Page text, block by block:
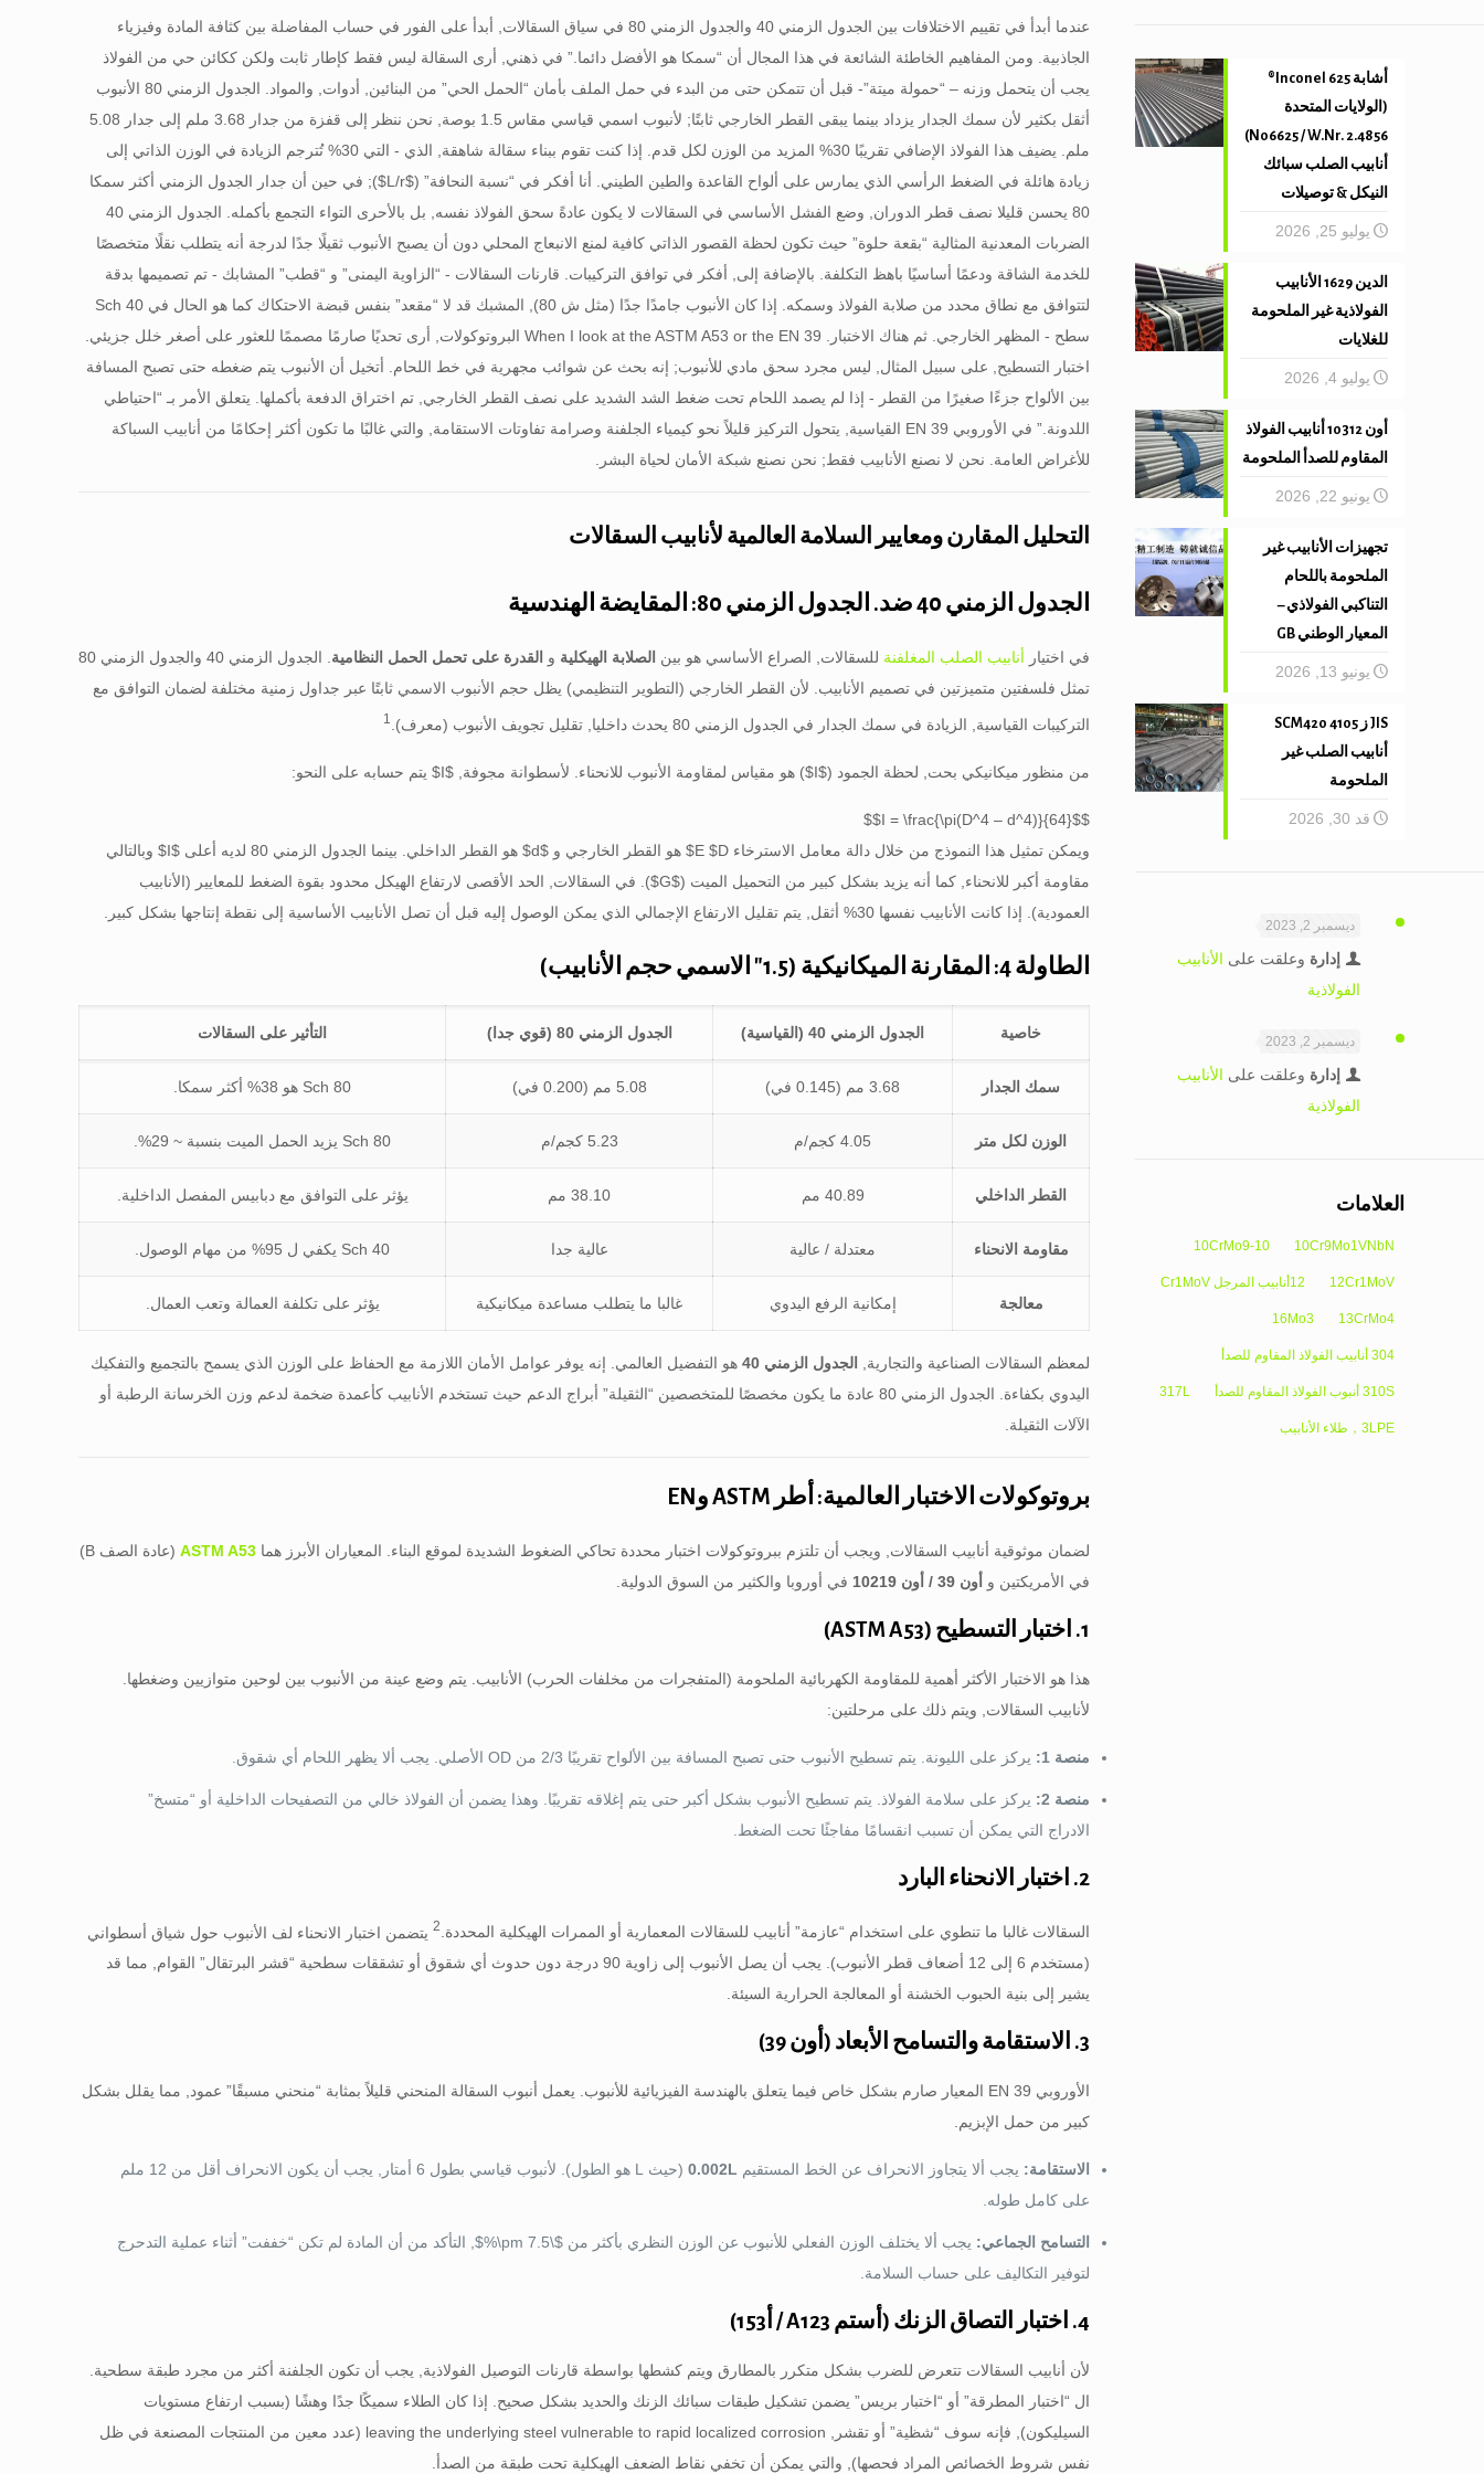
عندما أبدأ في تقييم الاختلافات بين الجدول الزمني 40 والجدول الزمني 80 في سياق السقالات, أبدأ على الفور في حساب المفاضلة بين كثافة المادة وفيزياء
الجاذبية. ومن المفاهيم الخاطئة الشائعة في هذا المجال أن “سمكا هو الأفضل دائما.” في ذهني, أرى السقالة ليس فقط كإطار ثابت ولكن ككائن حي من الفولاذ
يجب أن يتحمل وزنه – “حمولة ميتة”- قبل أن تتمكن حتى من البدء في حمل الملف بأمان “الحمل الحي” من البنائين, أدوات, والمواد. الجدول الزمني 80 الأنبوب
أثقل بكثير لأن سمك الجدار يزداد بينما يبقى القطر الخارجي ثابتًا; لأنبوب اسمي قياسي مقاس 1.5 بوصة, نحن ننظر إلى قفزة من جدار 3.68 ملم إلى جدار 5.08
ملم. يضيف هذا الفولاذ الإضافي تقريبًا 30% المزيد من الوزن لكل قدم. إذا كنت تقوم ببناء سقالة شاهقة, الذي - التي 30% تُترجم الزيادة في الوزن الذاتي إلى
زيادة هائلة في الضغط الرأسي الذي يمارس على ألواح القاعدة والطين الطيني. أنا أفكر في “نسبة النحافة” ($L/r$
); في حين أن جدار الجدول الزمني أكثر سمكا
80 يحسن قليلا نصف قطر الدوران, وضع الفشل الأساسي في السقالات لا يكون عادةً سحق الفولاذ نفسه, بل بالأحرى التواء التجمع بأكمله. الجدول الزمني 40
الضربات المعدنية المثالية “بقعة حلوة” حيث تكون لحظة القصور الذاتي كافية لمنع الانبعاج المحلي دون أن يصبح الأنبوب ثقيلًا جدًا لدرجة أنه يتطلب نقلًا متخصصًا
للخدمة الشاقة ودعمًا أساسيًا باهظ التكلفة. بالإضافة إلى, أفكر في توافق التركيبات. قارنات السقالات - “الزاوية اليمنى” و “قطب” المشابك - تم تصميمها بدقة
لتتوافق مع نطاق محدد من صلابة الفولاذ وسمكه. إذا كان الأنبوب جامدًا جدًا (مثل ش 80), المشبك قد لا “مقعد” بنفس قبضة الاحتكاك كما هو الحال في Sch 40
سطح - المظهر الخارجي. ثم هناك الاختبار.
When I look at the ASTM A53 or the EN39 البروتوكولات, أرى تحديًا صارمًا مصممًا للعثور على أصغر خلل جزيئي.
اختبار التسطيح, على سبيل المثال, ليس مجرد سحق مادي للأنبوب; إنه بحث عن شوائب مجهرية في خط اللحام. أتخيل أن الأنبوب يتم ضغطه حتى تصبح المسافة
بين الألواح جزءًا صغيرًا من القطر - إذا لم يصمد اللحام تحت ضغط الشد الشديد على نصف القطر الخارجي, تم اختراق الدفعة بأكملها. يتعلق الأمر بـ “احتياطي
اللدونة.” في الأوروبي EN 39 القياسية, يتحول التركيز قليلاً نحو كيمياء الجلفنة وصرامة تفاوتات الاستقامة, والتي غالبًا ما تكون أكثر إحكامًا من أنابيب السباكة
للأغراض العامة. نحن لا نصنع الأنابيب فقط; نحن نصنع شبكة الأمان لحياة البشر.
التحليل المقارن ومعايير السلامة العالمية لأنابيب السقالات
الجدول الزمني 40 ضد. الجدول الزمني 80: المقايضة الهندسية
في اختيار أنابيب الصلب المغلفنة للسقالات, الصراع الأساسي هو بين الصلابة الهيكلية و القدرة على تحمل الحمل النظامية
. الجدول الزمني 40 والجدول الزمني 80
تمثل فلسفتين متميزتين في تصميم الأنابيب. لأن القطر الخارجي (التطوير التنظيمي) يظل حجم الأنبوب الاسمي ثابتًا عبر جداول زمنية مختلفة لضمان التوافق مع
التركيبات القياسية, الزيادة في سمك الجدار في الجدول الزمني 80 يحدث داخليا, تقليل تجويف الأنبوب (معرف). 1
من منظور ميكانيكي بحت, لحظة الجمود ($I$ ) هو مقياس لمقاومة الأنبوب للانحناء. لأسطوانة مجوفة, $I$ يتم حسابه على النحو:
$$I = \frac{\pi(D^4 – d^4)}{64}$$
ويمكن تمثيل هذا النموذج من خلال دالة معامل الاسترخاء E $D$ هو القطر الخارجي و $d$ هو القطر الداخلي. بينما الجدول الزمني 80 لديه أعلى $I$
وبالتالي
مقاومة أكبر للانحناء, كما أنه يزيد بشكل كبير من التحميل الميت ($G$
). في السقالات, الحد الأقصى لارتفاع الهيكل محدود بقوة الضغط للمعايير (الأنابيب
العمودية). إذا كانت الأنابيب نفسها 30% أثقل, يتم تقليل الارتفاع الإجمالي الذي يمكن الوصول إليه قبل أن تصل الأنابيب الأساسية إلى نقطة إنتاجها بشكل كبير.
الطاولة 4: المقارنة الميكانيكية (1.5″ الاسمي حجم الأنابيب)
خاصية الجدول الزمني 40 (القياسية) الجدول الزمني 80 (قوي جدا) التأثير على السقالات
سمك الجدار 3.68 مم (0.145 في) 5.08 مم (0.200 في) Sch 80 هو 38% أكثر سمكا.
الوزن لكل متر 4.05 كجم/م 5.23 كجم/م Sch 80 يزيد الحمل الميت بنسبة ~ 29%.
القطر الداخلي 40.89 مم 38.10 مم يؤثر على التوافق مع دبابيس المفصل الداخلية.
مقاومة الانحناء معتدلة / عالية عالية جدا Sch 40 يكفي ل 95% من مهام الوصول.
معالجة إمكانية الرفع اليدوي غالبا ما يتطلب مساعدة ميكانيكية يؤثر على تكلفة العمالة وتعب العمال.
لمعظم السقالات الصناعية والتجارية, الجدول الزمني 40
هو التفضيل العالمي. إنه يوفر عوامل الأمان اللازمة مع الحفاظ على الوزن الذي يسمح بالتجميع والتفكيك
اليدوي بكفاءة. الجدول الزمني 80 عادة ما يكون مخصصًا للمتخصصين “الثقيلة” أبراج الدعم حيث تستخدم الأنابيب كأعمدة ضخمة لدعم وزن الخرسانة الرطبة أو
الآلات الثقيلة.
بروتوكولات الاختبار العالمية: أطر ASTM وEN
لضمان موثوقية أنابيب السقالات, ويجب أن تلتزم ببروتوكولات اختبار محددة تحاكي الضغوط الشديدة لموقع البناء. المعياران الأبرز هما ASTM A53
(عادة الصف B)
في الأمريكتين و أون 39 / أون 10219 في أوروبا والكثير من السوق الدولية.
1. اختبار التسطيح (ASTM A53)
هذا هو الاختبار الأكثر أهمية للمقاومة الكهربائية الملحومة (المتفجرات من مخلفات الحرب) الأنابيب. يتم وضع عينة من الأنبوب بين لوحين متوازيين وضغطها.
لأنابيب السقالات, ويتم ذلك على مرحلتين:
منصة 1: يركز على الليونة. يتم تسطيح الأنبوب حتى تصبح المسافة بين الألواح تقريبًا 2/3 من OD الأصلي. يجب ألا يظهر اللحام أي شقوق.
منصة 2:
يركز على سلامة الفولاذ. يتم تسطيح الأنبوب بشكل أكبر حتى يتم إغلاقه تقريبًا. وهذا يضمن أن الفولاذ خالي من التصفيحات الداخلية أو “متسخ”
الادراج التي يمكن أن تسبب انقسامًا مفاجئًا تحت الضغط.
2. اختبار الانحناء البارد
السقالات غالبا ما تنطوي على استخدام “عازمة” أنابيب للسقالات المعمارية أو الممرات الهيكلية المحددة.2يتضمن اختبار الانحناء لف الأنبوب حول شياق أسطواني
(مستخدم 6 إلى 12 أضعاف قطر الأنبوب). يجب أن يصل الأنبوب إلى زاوية 90 درجة دون حدوث أي شقوق أو تشققات سطحية “قشر البرتقال” القوام, مما قد
يشير إلى بنية الحبوب الخشنة أو المعالجة الحرارية السيئة.
3. الاستقامة والتسامح الأبعاد (أون 39)
الأوروبي EN 39 المعيار صارم بشكل خاص فيما يتعلق بالهندسة الفيزيائية للأنبوب. يعمل أنبوب السقالة المنحني قليلاً بمثابة “منحني مسبقًا” عمود, مما يقلل بشكل
كبير من حمل الإبزيم.
الاستقامة: يجب ألا يتجاوز الانحراف عن الخط المستقيم 0.002L
(حيث L هو الطول). لأنبوب قياسي بطول 6 أمتار, يجب أن يكون الانحراف أقل من 12 ملم
على كامل طوله.
التسامح الجماعي: يجب ألا يختلف الوزن الفعلي للأنبوب عن الوزن النظري بأكثر من $\pm 7.5\%$
, التأكد من أن المادة لم تكن “خففت” أثناء عملية التدحرج
لتوفير التكاليف على حساب السلامة.
4. اختبار التصاق الزنك (أستم A123 / أ153)
لأن أنابيب السقالات تتعرض للضرب بشكل متكرر بالمطارق ويتم كشطها بواسطة قارنات التوصيل الفولاذية, يجب أن تكون الجلفنة أكثر من مجرد طبقة سطحية.
ال “اختبار المطرقة” أو “اختبار بريس” يضمن تشكيل طبقات سبائك الزنك والحديد بشكل صحيح. إذا كان الطلاء سميكًا جدًا وهشًا (بسبب ارتفاع مستويات
السيليكون), فإنه سوف “شظية” أو تقشر, leaving the underlying steel vulnerable to rapid localized corrosion (عدد معين من المنتجات المصنعة في ظل
نفس شروط الخصائص المراد فحصها), والتي يمكن أن تخفي نقاط الضعف الهيكلية تحت طبقة من الصدأ.
أشابة 625 Inconel®
(الولايات المتحدة
N06625 / W.Nr. 2.4856)
أنابيب الصلب سبائك
النيكل & توصيلات
يوليو 25, 2026
الدين 1629 الأنابيب
الفولاذية غير الملحومة
للغلايات
يوليو 4, 2026
أون 10312 أنابيب الفولاذ
المقاوم للصدأ الملحومة
يونيو 22, 2026
تجهيزات الأنابيب غير
الملحومة باللحام
التناكبي الفولاذي –
المعيار الوطني GB
يونيو 13, 2026
JIS ز 4105 SCM420
أنابيب الصلب غير
الملحومة
قد 30, 2026
ديسمبر 2, 2023
إدارة وعلقت على الأنابيب
الفولاذية
ديسمبر 2, 2023
إدارة وعلقت على الأنابيب
الفولاذية
العلامات
10Cr9Mo1VNbN
10CrMo9-10
12Cr1MoV 12أنابيب المرجل Cr1MoV
13CrMo4
16Mo3
304 أنابيب الفولاذ المقاوم للصدأ
310S أنبوب الفولاذ المقاوم للصدأ 317L
3LPE，طلاء الأنابيب